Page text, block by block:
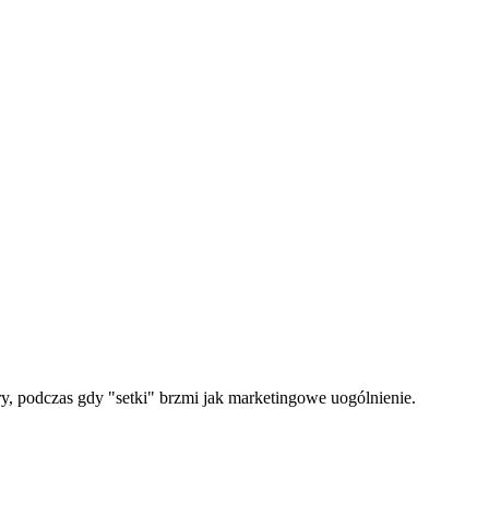
podczas gdy "setki" brzmi jak marketingowe uogólnienie.